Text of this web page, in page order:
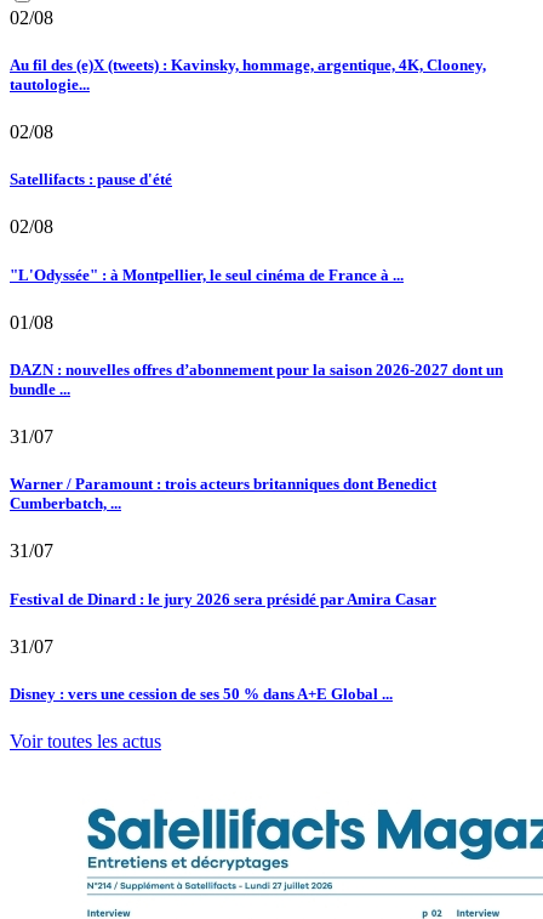
02/08
Au fil des (e)X (tweets) : Kavinsky, hommage, argentique, 4K, Clooney,
tautologie...
02/08
Satellifacts : pause d'été
02/08
"L'Odyssée" : à Montpellier, le seul cinéma de France à ...
01/08
DAZN : nouvelles offres d’abonnement pour la saison 2026-2027 dont un
bundle ...
31/07
Warner / Paramount : trois acteurs britanniques dont Benedict
Cumberbatch, ...
31/07
Festival de Dinard : le jury 2026 sera présidé par Amira Casar
31/07
Disney : vers une cession de ses 50 % dans A+E Global ...
Voir toutes les actus